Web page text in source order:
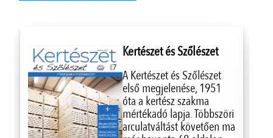
Kertészet és Szőlészet
A Kertészet és Szőlészet
első megjelenése, 1951
óta a kertész szakma
mértékadó lapja. Többszöri
arculatváltást követően ma